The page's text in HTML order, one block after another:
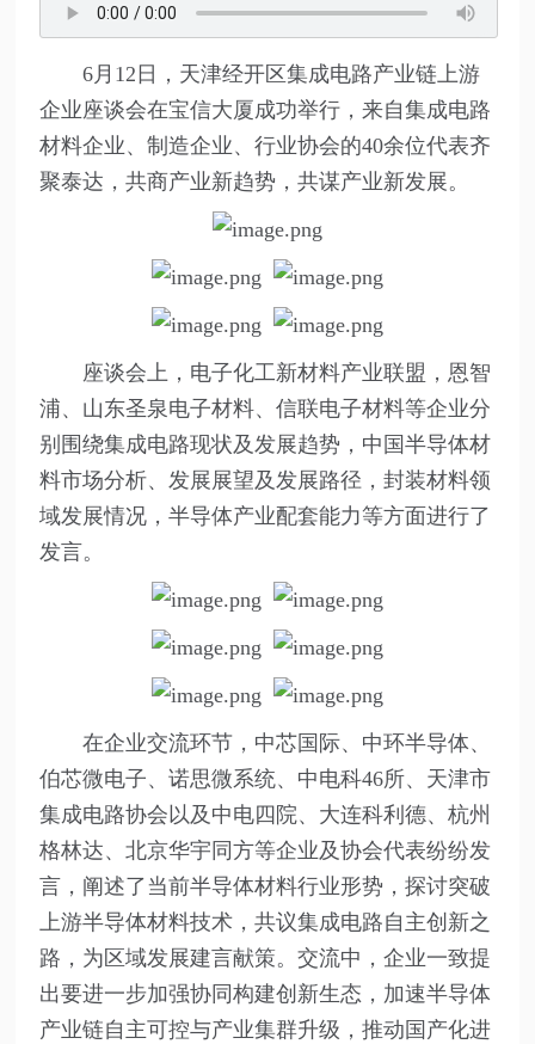
6月12日，天津经开区集成电路产业链上游
企业座谈会在宝信大厦成功举行，来自集成电路
材料企业、制造企业、行业协会的40余位代表齐
聚泰达，共商产业新趋势，共谋产业新发展。
座谈会上，电子化工新材料产业联盟，恩智
浦、山东圣泉电子材料、信联电子材料等企业分
别围绕集成电路现状及发展趋势，中国半导体材
料市场分析、发展展望及发展路径，封装材料领
域发展情况，半导体产业配套能力等方面进行了
发言。
在企业交流环节，中芯国际、中环半导体、
伯芯微电子、诺思微系统、中电科46所、天津市
集成电路协会以及中电四院、大连科利德、杭州
格林达、北京华宇同方等企业及协会代表纷纷发
言，阐述了当前半导体材料行业形势，探讨突破
上游半导体材料技术，共议集成电路自主创新之
路，为区域发展建言献策。交流中，企业一致提
出要进一步加强协同构建创新生态，加速半导体
产业链自主可控与产业集群升级，推动国产化进